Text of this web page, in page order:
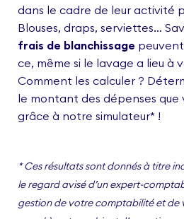
dans le cadre de leur activité
Blouses, draps, serviettes…
frais de blanchissage
ce, même si le lavage a lieu à
Comment les calculer ?
le montant des dépenses que
grâce à notre simulateur* !
* Ces résultats sont donnés à titre
le regard avisé d’un expert-
gestion de votre comptabilité et de